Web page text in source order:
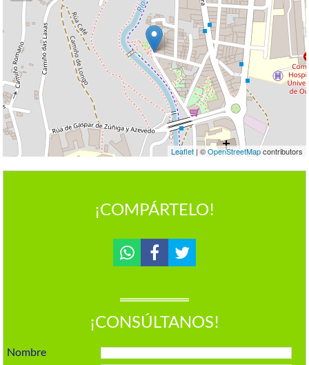
Leaflet| ©OpenStreetMapcontributors
¡COMPÁRTELO!
¡CONSÚLTANOS!
Nombre